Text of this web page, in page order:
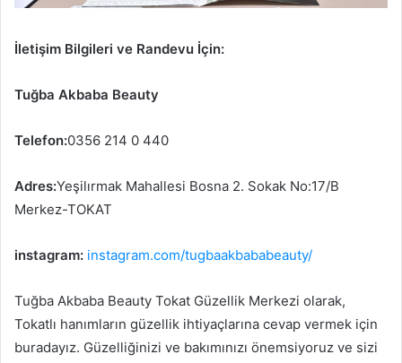
İletişim Bilgileri ve Randevu İçin:
Tuğba Akbaba Beauty
Telefon:0356 214 0 440
Adres:Yeşilırmak Mahallesi Bosna 2. Sokak No:17/B
Merkez-TOKAT
instagram: instagram.com/tugbaakbababeauty/
Tuğba Akbaba Beauty Tokat Güzellik Merkezi olarak,
Tokatlı hanımların güzellik ihtiyaçlarına cevap vermek için
buradayız. Güzelliğinizi ve bakımınızı önemsiyoruz ve sizi